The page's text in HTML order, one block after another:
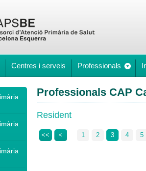
Centres i serveis Professionals
Professionals CAP
Resident
<< < 1 2 3 4 5